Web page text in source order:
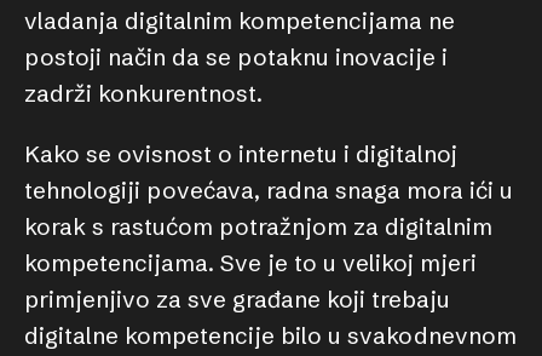
vladanja digitalnim kompetencijama ne
postoji način da se potaknu inovacije i
zadrži konkurentnost.
Kako se ovisnost o internetu i digitalnoj
tehnologiji povećava, radna snaga mora ići u
korak s rastućom potražnjom za digitalnim
kompetencijama. Sve je to u velikoj mjeri
primjenjivo za sve građane koji trebaju
digitalne kompetencije bilo u svakodnevnom